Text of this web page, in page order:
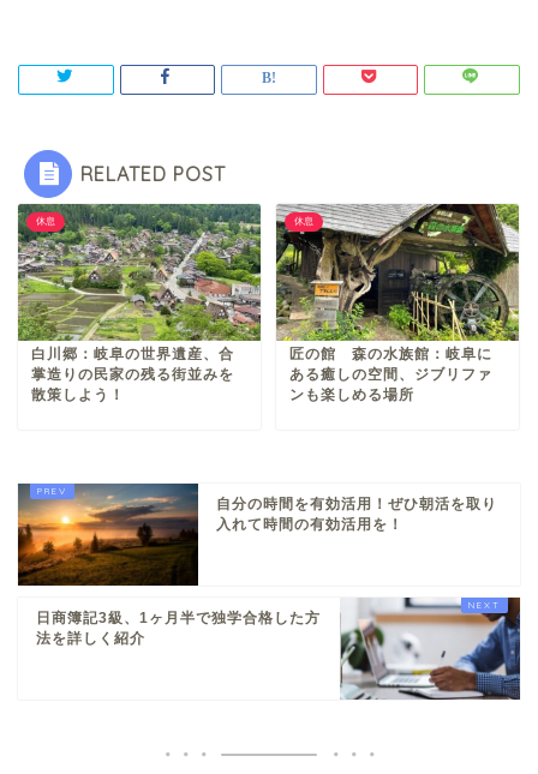
RELATED POST
休息
白川郷：岐阜の世界遺産、合
掌造りの民家の残る街並みを
散策しよう！
休息
匠の館 森の水族館：岐阜に
ある癒しの空間、ジブリファ
ンも楽しめる場所
自分の時間を有効活用！ぜひ朝活を取り
入れて時間の有効活用を！
日商簿記3級、1ヶ月半で独学合格した方
法を詳しく紹介